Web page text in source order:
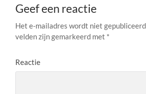
Geef een reactie
Het e-mailadres wordt niet gepubliceerd.
velden zijn gemarkeerd met *
Reactie